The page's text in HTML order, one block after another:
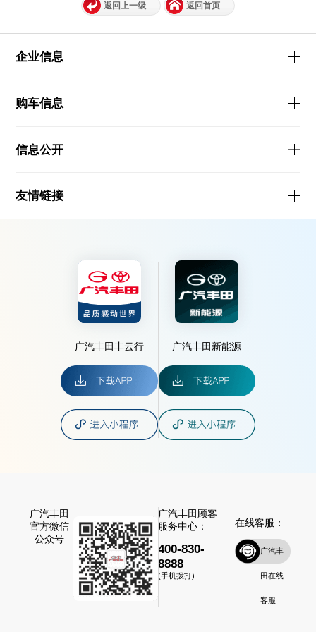
返回上一级 返回首页
企业信息
购车信息
信息公开
友情链接
广汽丰田丰云行 广汽丰田新能源
广汽丰田
官方微信
公众号
广汽丰田顾客
服务中心：
400-830-
8888
(手机拨打)
在线客服：
广汽丰
田在线
客服